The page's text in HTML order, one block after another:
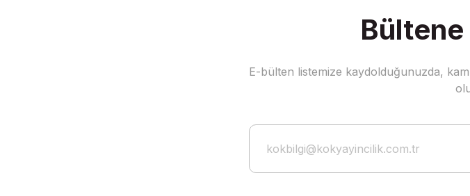
Bültene
E-bülten listemize kaydolduğunuzda,